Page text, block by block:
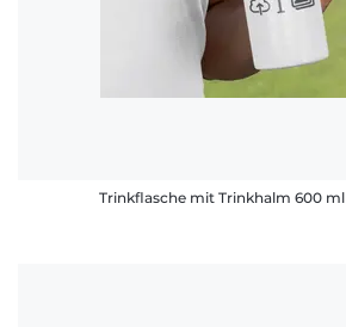
Trinkflasche mit Trinkhalm 600 ml